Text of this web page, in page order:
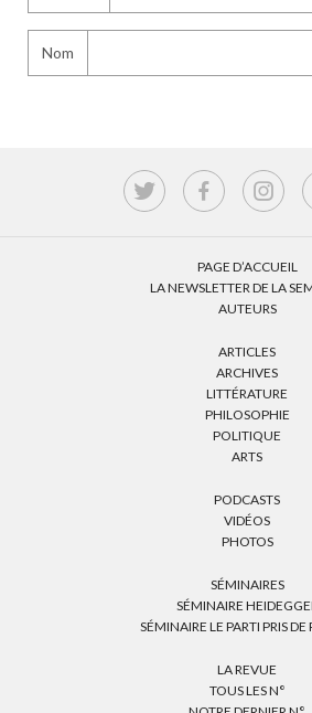
Nom
PAGE D’ACCUEIL
LA NEWSLETTER DE LA
AUTEURS
ARTICLES
ARCHIVES
LITTÉRATURE
PHILOSOPHIE
POLITIQUE
ARTS
PODCASTS
VIDÉOS
PHOTOS
SÉMINAIRES
SÉMINAIRE
SÉMINAIRE LE PARTI PRIS DE
LA REVUE
TOUS LES N°